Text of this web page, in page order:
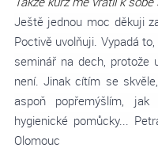
Ještě jednou moc děkuji
Poctivě uvolňuji. Vypadá
seminář na dech,
není. Jinak cítím se
aspoň popřemýšlím,
hygienické pomůcky...
Olomouc